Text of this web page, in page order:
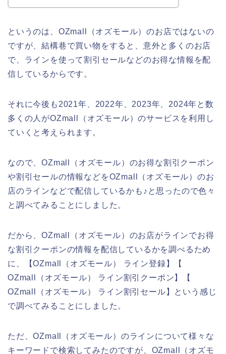
というのは、OZmall（オズモール）のお店ではないの
ですが、結構巷で買い物をすると、意外と多くのお店
で、ラインを使って割引セールなどのお得な情報を配
信しているからです。
それに今後も2021年、2022年、2023年、2024年と数
多くの人がOZmall（オズモール）のサービスを利用し
ていくと考えられます。
なので、OZmall（オズモール）のお得な割引クーポン
や割引セールの情報などをOZmall（オズモール）のお
店のラインなどで配信しているかも♪と思ったので色々
と調べてみることにしました。
だから、OZmall（オズモール）のお店がラインでお得
な割引クーポンの情報を配信しているかを調べるため
に、【OZmall（オズモール） ライン登録】【
OZmall（オズモール） ライン割引クーポン】【
OZmall（オズモール） ライン割引セール】という感じ
で調べてみることにしました。
ただ、OZmall（オズモール）のラインについて様々な
キーワードで検索してみたのですが、OZmall（オズモ